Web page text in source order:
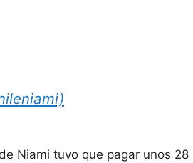
Niami tuvo que pagar unos 28